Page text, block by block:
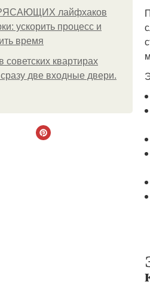
лайфхаков
ускорить процесс и
время
советских квартирах
две входные двери.